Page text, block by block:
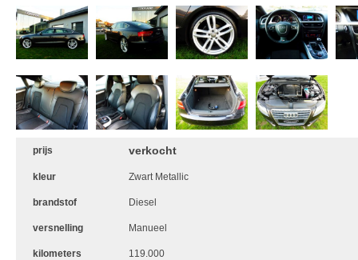
prijs verkocht
kleur Zwart Metallic
brandstof Diesel
versnelling Manueel
kilometers 119.000